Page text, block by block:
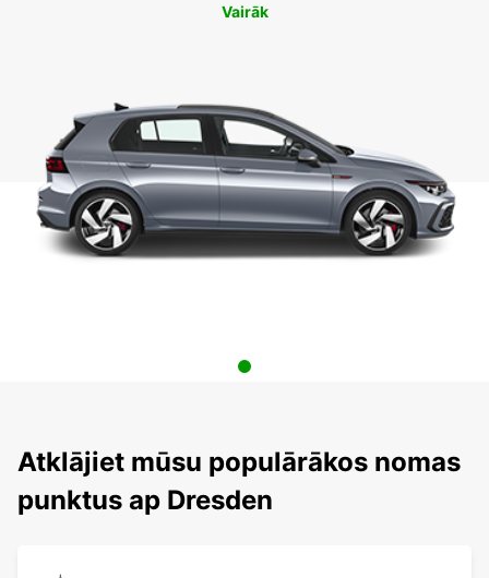
Vairāk
Atklājiet mūsu populārākos nomas
punktus ap Dresden